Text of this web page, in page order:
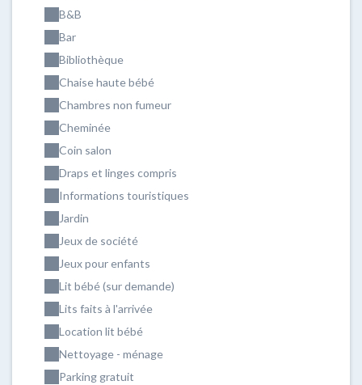
B&B
Bar
Bibliothèque
Chaise haute bébé
Chambres non fumeur
Cheminée
Coin salon
Draps et linges compris
Informations touristiques
Jardin
Jeux de société
Jeux pour enfants
Lit bébé (sur demande)
Lits faits à l'arrivée
Location lit bébé
Nettoyage - ménage
Parking gratuit